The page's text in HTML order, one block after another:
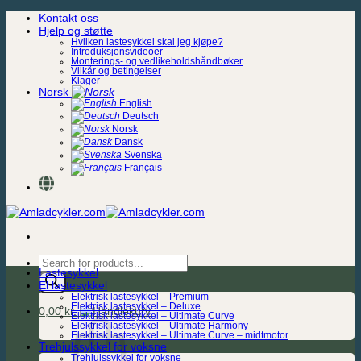
Skip
Kontakt oss
Hjelp og støtte
Hvilken lastesykkel skal jeg kjøpe?
Introduksjonsvideoer
Monterings- og vedlikeholdshåndbøker
Vilkår og betingelser
Klager
Norsk
English
Deutsch
Norsk
Dansk
Svenska
Français
Products
search
0,00kr.
Lastesykkel
El lastesykkel
Elektrisk lastesykkel – Premium
Elektrisk lastesykkel – Deluxe
Elektrisk lastesykkel – Ultimate Curve
Elektrisk lastesykkel – Ultimate Harmony
Elektrisk lastesykkel – Ultimate Curve – midtmotor
Trehjulssykkel for voksne
Trehjulssykkel for voksne